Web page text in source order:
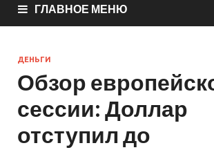
ГЛАВНОЕ МЕНЮ
ДЕНЬГИ
Обзор
сессии: Доллар
отступил до